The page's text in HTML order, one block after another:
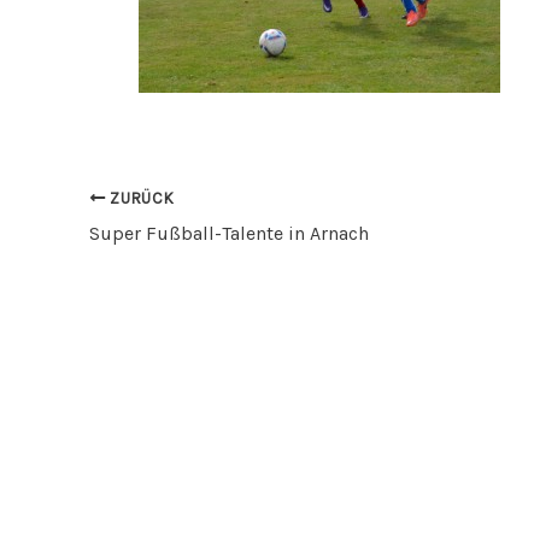
ZURÜCK
Super Fußball-Talente in Arnach